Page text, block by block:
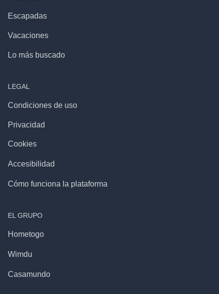
Escapadas
Vacaciones
Lo más buscado
LEGAL
Condiciones de uso
Privacidad
Cookies
Accesibilidad
Cómo funciona la plataforma
EL GRUPO
Hometogo
Wimdu
Casamundo